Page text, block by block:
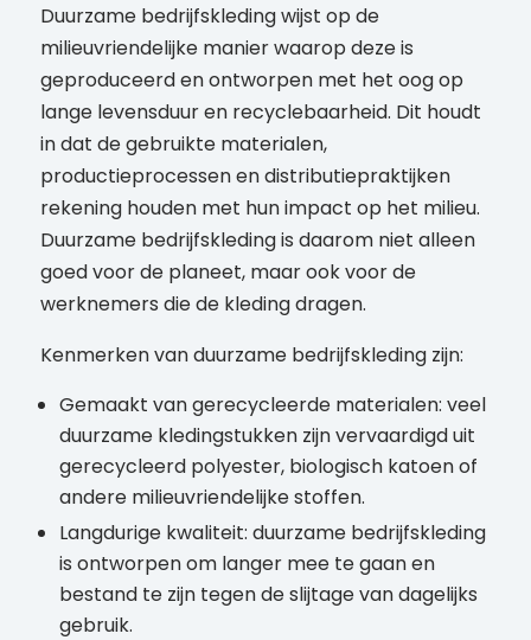
Duurzame bedrijfskleding wijst op de
milieuvriendelijke manier waarop deze is
geproduceerd en ontworpen met het oog op
lange levensduur en recyclebaarheid. Dit houdt
in dat de gebruikte materialen,
productieprocessen en distributiepraktijken
rekening houden met hun impact op het milieu.
Duurzame bedrijfskleding is daarom niet alleen
goed voor de planeet, maar ook voor de
werknemers die de kleding dragen.
Kenmerken van duurzame bedrijfskleding zijn:
Gemaakt van gerecycleerde materialen: veel
duurzame kledingstukken zijn vervaardigd uit
gerecycleerd polyester, biologisch katoen of
andere milieuvriendelijke stoffen.
Langdurige kwaliteit: duurzame bedrijfskleding
is ontworpen om langer mee te gaan en
bestand te zijn tegen de slijtage van dagelijks
gebruik.